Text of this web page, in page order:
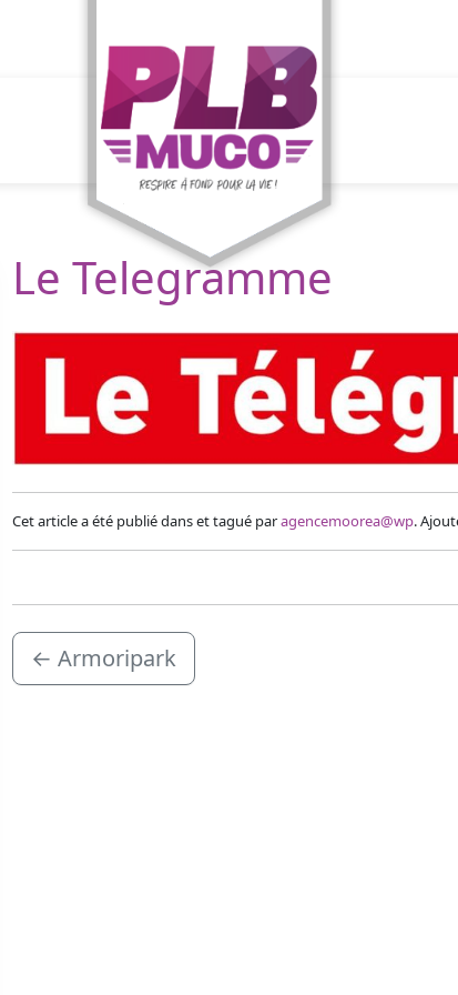
Le Telegramme
Cet article a été publié dans et tagué paragencemoorea@wp.
← Armoripark